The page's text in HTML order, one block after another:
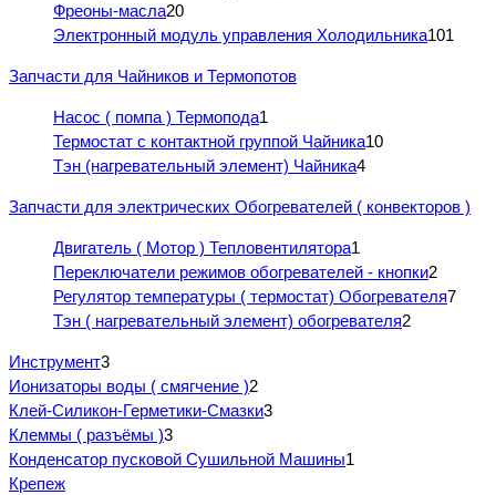
Фреоны-масла20
Электронный модуль управления Холодильника101
Запчасти для Чайников и Термопотов
Насос ( помпа ) Термопода1
Термостат с контактной группой Чайника10
Тэн (нагревательный элемент) Чайника4
Запчасти для электрических Обогревателей ( конвекторов )
Двигатель ( Мотор ) Тепловентилятора1
Переключатели режимов обогревателей - кнопки2
Регулятор температуры ( термостат) Обогревателя7
Тэн ( нагревательный элемент) обогревателя2
Инструмент3
Ионизаторы воды ( смягчение )2
Клей-Силикон-Герметики-Смазки3
Клеммы ( разъёмы )3
Конденсатор пусковой Сушильной Машины1
Крепеж